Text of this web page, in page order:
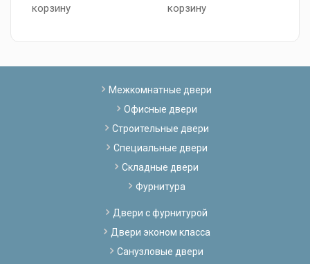
корзину
корзину
Межкомнатные двери
Офисные двери
Строительные двери
Специальные двери
Складные двери
Фурнитура
Двери с фурнитурой
Двери эконом класса
Санузловые двери